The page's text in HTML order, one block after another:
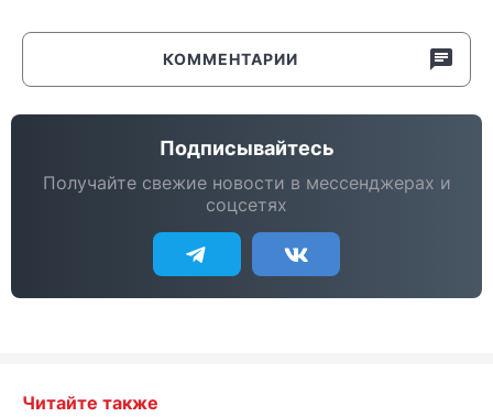
КОММЕНТАРИИ
Подписывайтесь
Получайте свежие новости в мессенджерах и
соцсетях
Читайте также